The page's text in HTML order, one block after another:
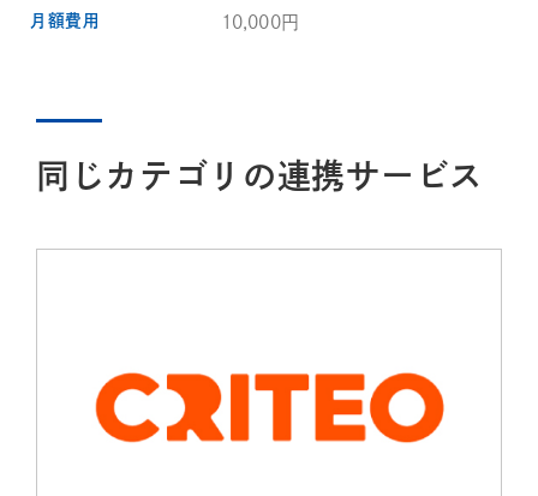
月額費用 10,000円
同じカテゴリの連携サービス